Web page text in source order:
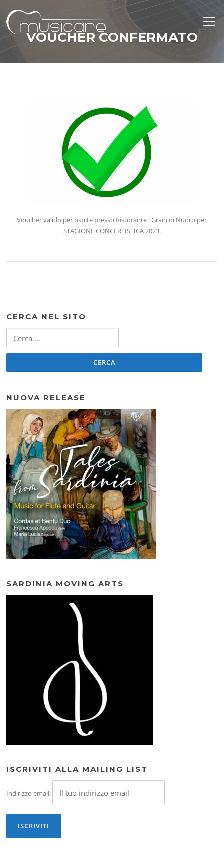
contenuto
Menu
VOUCHER CONFERMATO
Voucher valido per ospite presso Ristorante i Grani di Nuoro per
STAGIONE CONCERTISTICA 2023.
CERCA NEL SITO
per:
NUOVA RELEASE
SARDINIA MOVING ARTS
ISCRIVITI ALLA MAILING LIST
Indirizzo email: